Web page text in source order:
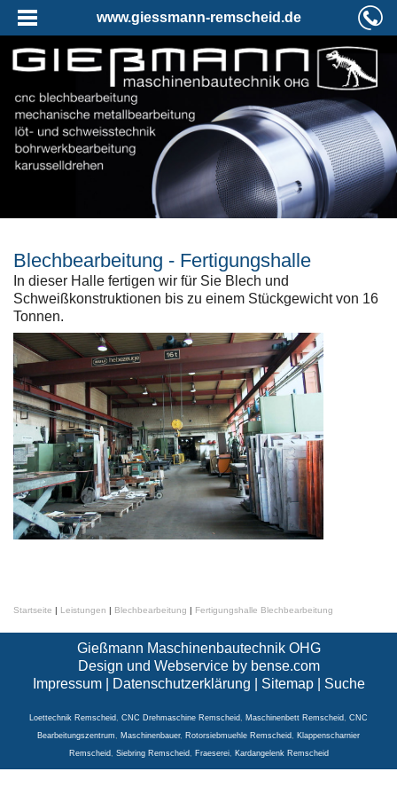
www.giessmann-remscheid.de
Blechbearbeitung - Fertigungshalle
In dieser Halle fertigen wir für Sie Blech und
Schweißkonstruktionen bis zu einem Stückgewicht von 16
Tonnen.
Startseite | Leistungen | Blechbearbeitung | Fertigungshalle Blechbearbeitung
Gießmann Maschinenbautechnik OHG
Design und Webservice by bense.com
Impressum| Datenschutzerklärung Sitemap| Suche
Loettechnik Remscheid, CNC Drehmaschine Remscheid, Maschinenbett Remscheid, CNC
Bearbeitungszentrum, Maschinenbauer, Rotorsiebmuehle Remscheid, Klappenscharnier
Remscheid, Siebring Remscheid, Fraeserei, Kardangelenk Remscheid